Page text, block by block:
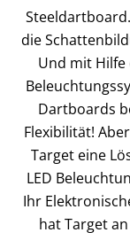
die
Und mit
Dartboards
Flexibilität!
Target eine
LED
Ihr
hat Target